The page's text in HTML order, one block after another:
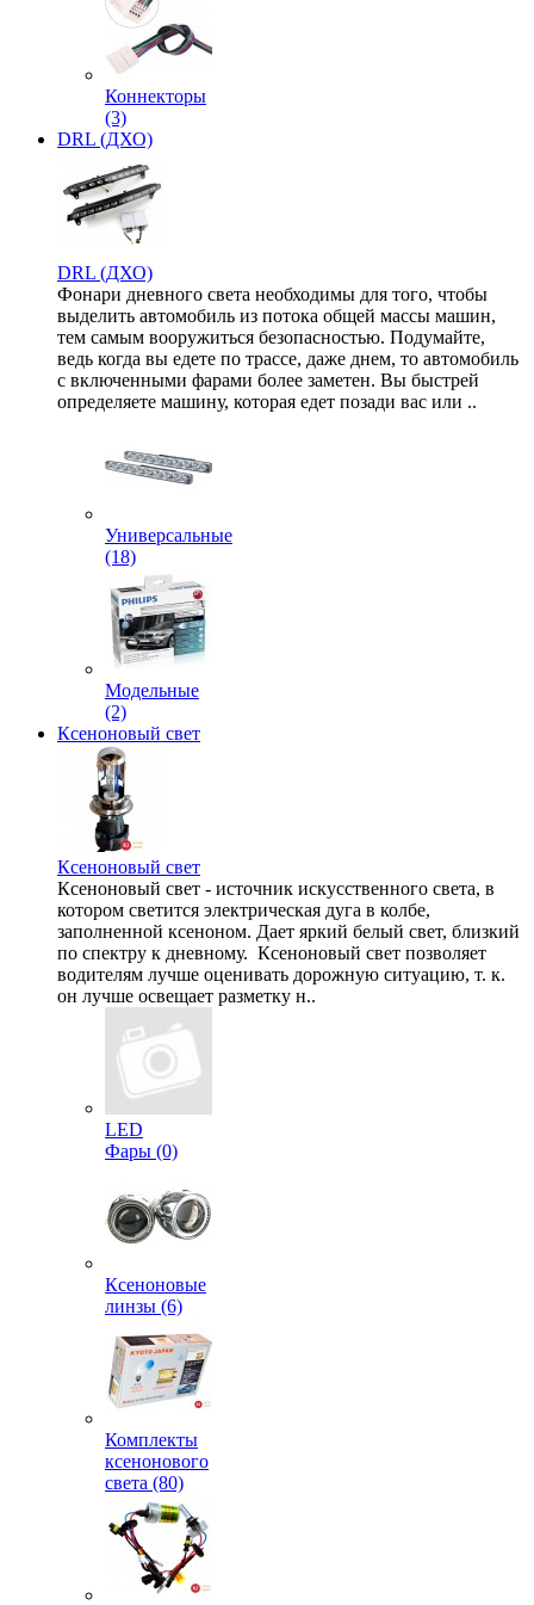
Коннекторы
(3)
DRL (ДХО)
DRL (ДХО)
Фонари дневного света необходимы для того, чтобы
выделить автомобиль из потока общей массы машин,
тем самым вооружиться безопасностью. Подумайте,
ведь когда вы едете по трассе, даже днем, то автомобиль
с включенными фарами более заметен. Вы быстрей
определяете машину, которая едет позади вас или ..
Универсальные
(18)
Модельные
(2)
Ксеноновый свет
Ксеноновый свет
Ксеноновый свет - источник искусственного света, в
котором светится электрическая дуга в колбе,
заполненной ксеноном. Дает яркий белый свет, близкий
по спектру к дневному. Ксеноновый свет позволяет
водителям лучше оценивать дорожную ситуацию, т. к.
он лучше освещает разметку н..
LED
Фары (0)
Ксеноновые
линзы (6)
Комплекты
ксенонового
света (80)